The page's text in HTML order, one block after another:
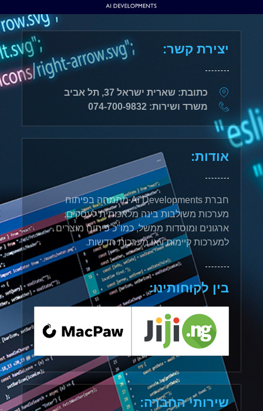
יצירת קשר:
כתובת: שארית ישראל 37, תל אביב
משרד ושירות: 074-700-9832
אודות:
חברת Ai Developments מתמחה בפיתוח
מערכות משולבות בינה מלאכותית לעסקים,
ארגונים ומוסדות ממשל, כמו"כ פיתוח מוצרים
למערכות קיימות ו\או מערכות חדשות.
בין לקוחותינו:
שירותי החברה: